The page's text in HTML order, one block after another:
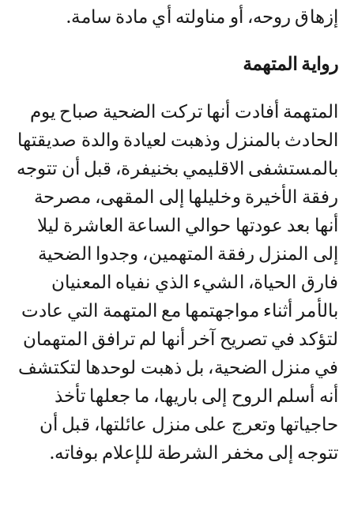
إزهاق روحه، أو مناولته أي مادة سامة.
رواية المتهمة
المتهمة أفادت أنها تركت الضحية صباح يوم
الحادث بالمنزل وذهبت لعيادة والدة صديقتها
بالمستشفى الاقليمي بخنيفرة، قبل أن تتوجه
رفقة الأخيرة وخليلها إلى المقهى، مصرحة
أنها بعد عودتها حوالي الساعة العاشرة ليلا
إلى المنزل رفقة المتهمين، وجدوا الضحية
فارق الحياة، الشيء الذي نفياه المعنيان
بالأمر أثناء مواجهتمها مع المتهمة التي عادت
لتؤكد في تصريح آخر أنها لم ترافق المتهمان
في منزل الضحية، بل ذهبت لوحدها لتكتشف
أنه أسلم الروح إلى باريها، ما جعلها تأخذ
حاجياتها وتعرج على منزل عائلتها، قبل أن
تتوجه إلى مخفر الشرطة للإعلام بوفاته.